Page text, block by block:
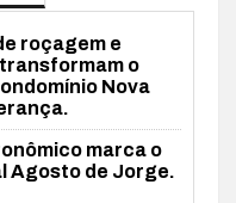
roçagem e
o
Nova
marca o
Agosto de Jorge.